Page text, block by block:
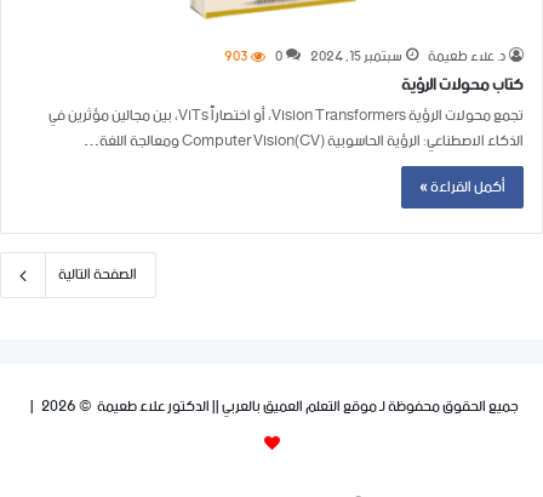
د. علاء طعيمة سبتمبر 15, 2024 0
903
كتاب محولات الرؤية
تجمع محولات الرؤية Vision Transformers، أو اختصاراً ViTs، بين مجالين مؤثرين في
الذكاء الاصطناعي: الرؤية الحاسوبية Computer Vision(CV) ومعالجة اللغة…
أكمل القراءة »
الصفحة التالية
جميع الحقوق محفوظة لـ موقع التعلم العميق بالعربي || الدكتور علاء طعيمة © 2026 |